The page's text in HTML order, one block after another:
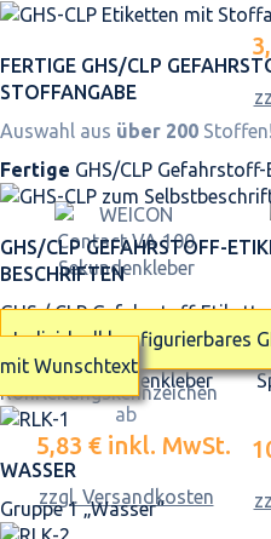
FERTIGE GHS/CLP
STOFFANGABE
Auswahl aus über 200 Stoffen!
Fertige GHS/CLP
GHS/CLP GEFAHRSTOFF-
BESCHRIFTEN
GHS / CLP Gefahrstoff-
Individuell konfigurierbares
mit Wunschtext
Rohrleitungskennzeichen
WASSER
Gruppe 1 „Wasser“
WEICON Contact VA
100 Sekundenkleber
ab
5,83 € inkl. MwSt.
zzgl. Versandkosten